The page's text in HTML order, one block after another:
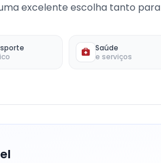
excelente escolha tanto para
Saúde
e serviços